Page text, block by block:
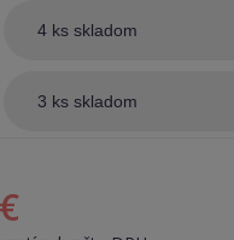
4 ks skladom
3 ks skladom